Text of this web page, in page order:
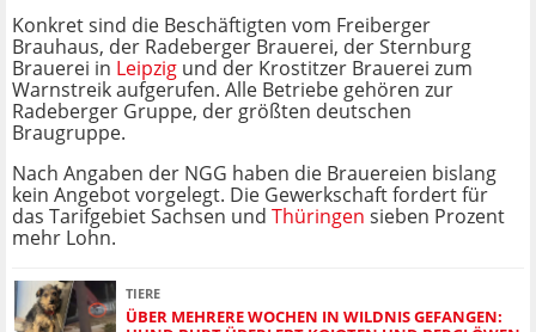
Konkret sind die Beschäftigten vom Freiberger
Brauhaus, der Radeberger Brauerei, der Sternburg
Brauerei in Leipzig und der Krostitzer Brauerei zum
Warnstreik aufgerufen. Alle Betriebe gehören zur
Radeberger Gruppe, der größten deutschen
Braugruppe.
Nach Angaben der NGG haben die Brauereien bislang
kein Angebot vorgelegt. Die Gewerkschaft fordert für
das Tarifgebiet Sachsen und Thüringen sieben Prozent
mehr Lohn.
TIERE
ÜBER MEHRERE WOCHEN IN WILDNIS GEFANGEN: